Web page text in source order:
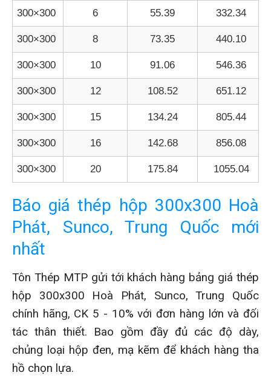
300×300 6 55.39 332.34
300×300 8 73.35 440.10
300×300 10 91.06 546.36
300×300 12 108.52 651.12
300×300 15 134.24 805.44
300×300 16 142.68 856.08
300×300 20 175.84 1055.04
Báo giá thép hộp 300x300 Hoà
Phát, Sunco, Trung Quốc mới
nhất
Tôn Thép MTP gửi tới khách hàng bảng giá thép
hộp 300x300 Hoà Phát, Sunco, Trung Quốc
chính hãng, CK 5 - 10% với đơn hàng lớn và đối
tác thân thiết. Bao gồm đầy đủ các độ dày,
chủng loại hộp đen, mạ kẽm để khách hàng tha
hồ chọn lựa.